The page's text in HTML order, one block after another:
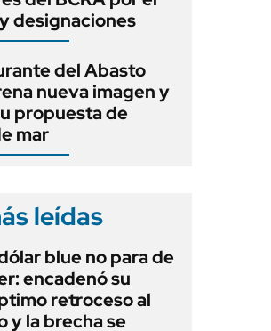
designaciones
del Abasto
nueva imagen y
propuesta de
mar
leídas
blue no para de
encadenó su
retroceso al
y la brecha se